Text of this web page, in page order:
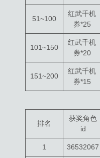
51~100
红武千机
券*25
101~150
红武千机
券*20
151~200
红武千机
券*15
排名
获奖角色
id
1 36532067